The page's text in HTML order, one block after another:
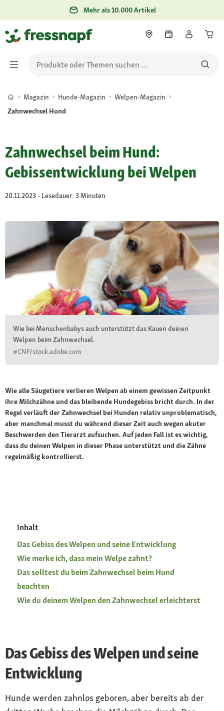
Mehr als 10.000 Artikel
Magazin Hunde-Magazin
Welpen-Magazin
Zahnwechsel Hund
Zahnwechsel beim Hund:
Gebissentwicklung bei Welpen
20.11.2023 - Lesedauer: 3 Minuten
Wie bei Menschenbabys auch unterstützt das Kauen deinen
Welpen beim Zahnwechsel.
#CNF/stock.adobe.com
Wie alle Säugetiere verlieren Welpen ab einem gewissen Zeitpunkt
ihre Milchzähne und das bleibende Hundegebiss bricht durch. In der
Regel verläuft der Zahnwechsel bei Hunden relativ unproblematisch,
aber manchmal musst du während dieser Zeit auch wegen akuter
Beschwerden den Tierarzt aufsuchen. Auf jeden Fall ist es wichtig,
dass du deinen Welpen in dieser Phase unterstützt und die Zähne
regelmäßig kontrollierst.
Inhalt
Das Gebiss des Welpen und seine Entwicklung
Wie merke ich, dass mein Welpe zahnt?
Das solltest du beim Zahnwechsel beim Hund
beachten
Wie du deinem Welpen den Zahnwechsel erleichterst
Das Gebiss des Welpen und seine
Entwicklung
Hunde werden zahnlos geboren, aber bereits ab der